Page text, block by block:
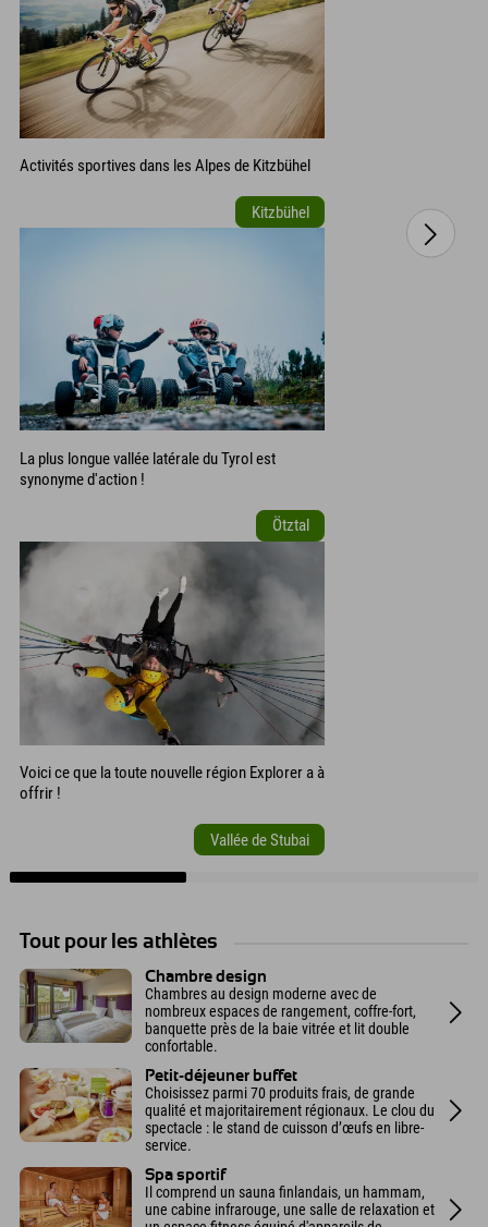
Activités sportives dans les Alpes de Kitzbühel
Kitzbühel
La plus longue vallée latérale du Tyrol est
synonyme d'action !
Ötztal
Voici ce que la toute nouvelle région Explorer a à
offrir !
Vallée de Stubai
Tout pour les athlètes
Chambre design
Chambres au design moderne avec de
nombreux espaces de rangement, coffre-fort,
banquette près de la baie vitrée et lit double
confortable.
Petit-déjeuner buffet
Choisissez parmi 70 produits frais, de grande
qualité et majoritairement régionaux. Le clou du
spectacle : le stand de cuisson d’œufs en libre-
service.
Spa sportif
Il comprend un sauna finlandais, un hammam,
une cabine infrarouge, une salle de relaxation et